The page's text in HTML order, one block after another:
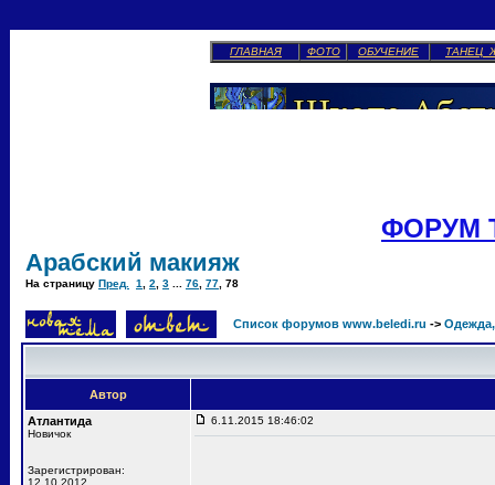
ГЛАВНАЯ ФОТО ОБУЧЕНИЕ ТАНЕЦ
ФОРУМ
Арабский макияж
На страницу Пред. 1 2 3 76 77 78
Список форумов www.beledi.ru ->
Автор
Атлантида
Новичок
Зарегистрирован:
12.10.2012
6.11.2015 18:46:02